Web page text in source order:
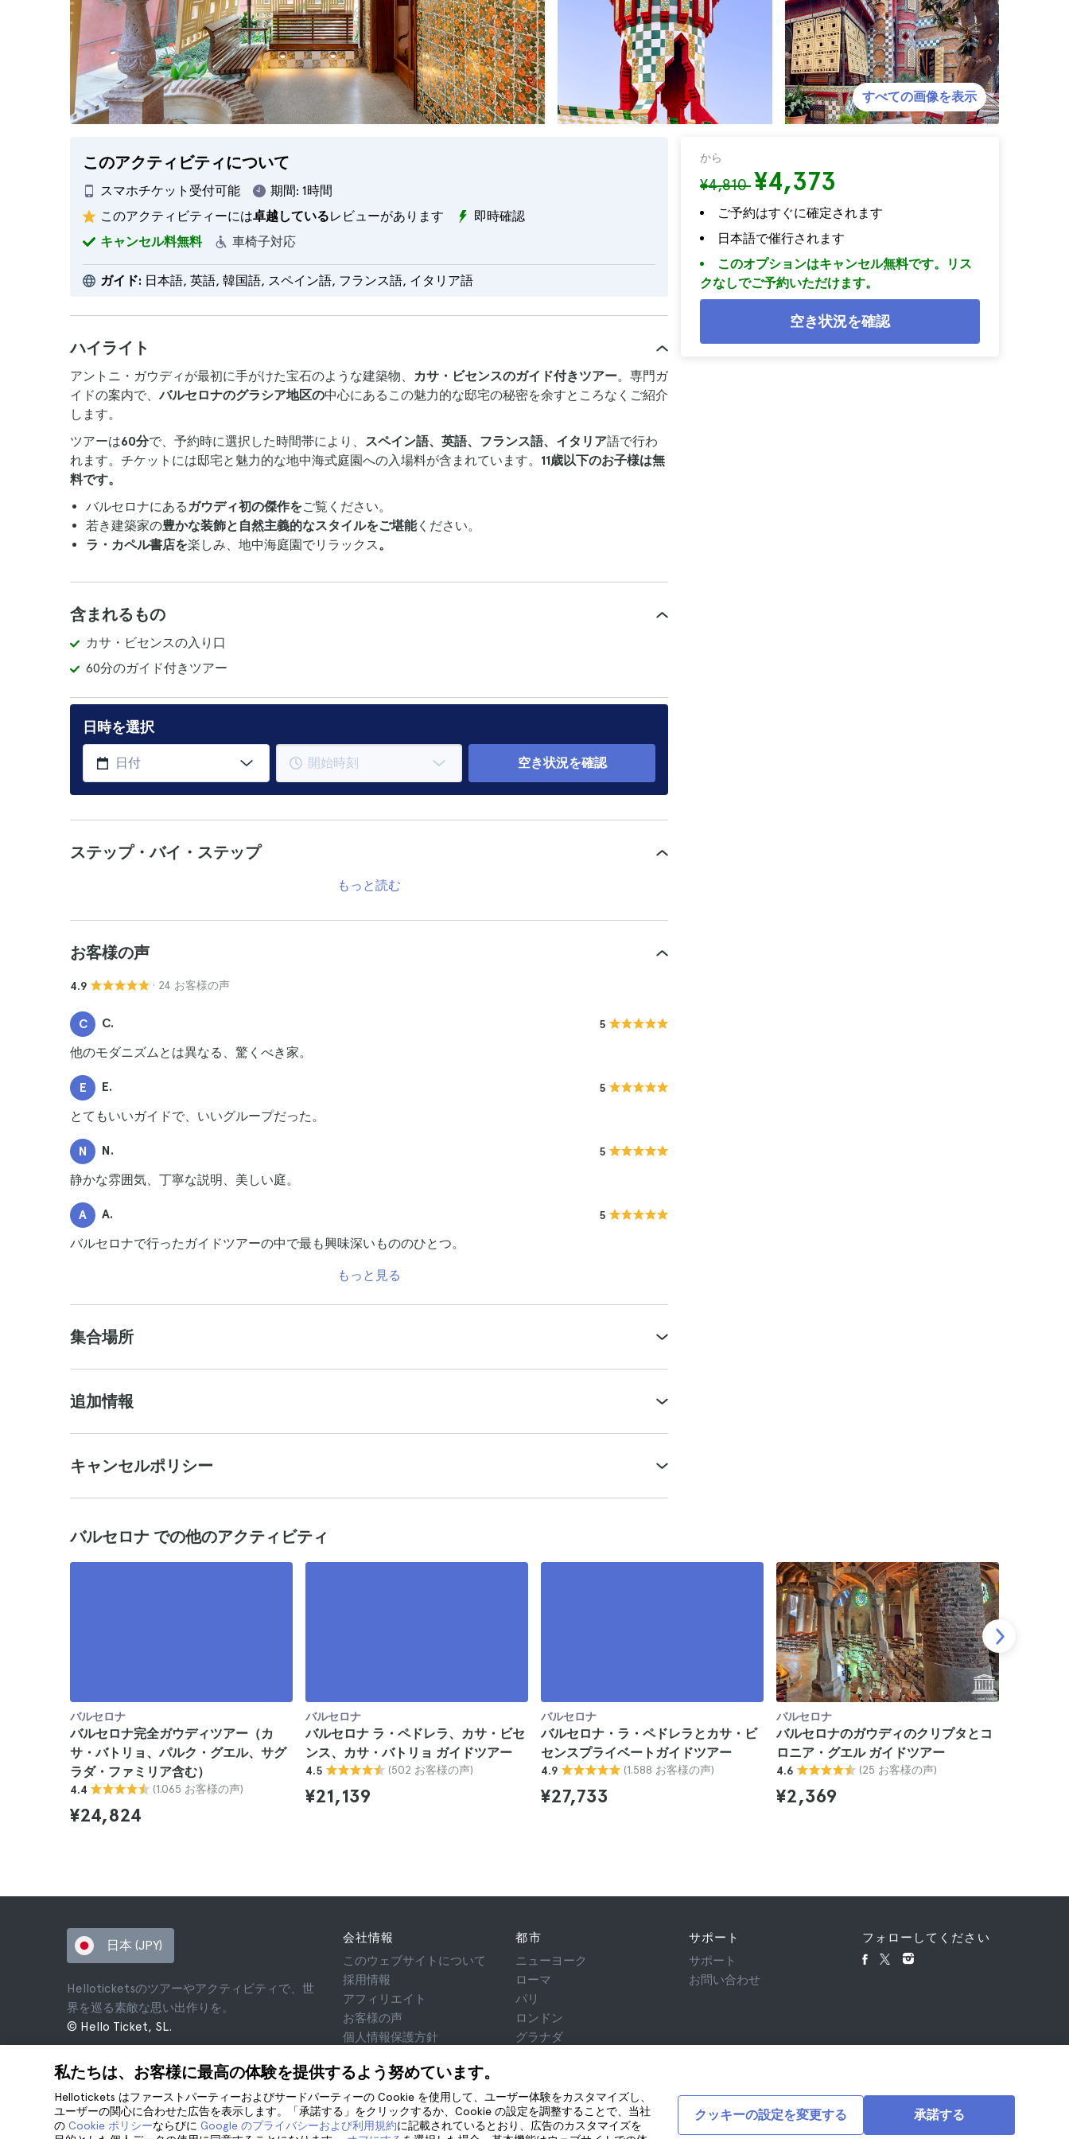
このアクティビティについて
スマホチケット受付可能
車椅子対応
期間: 1時間
このアクティビティーには卓越しているレビューがあります
即時確認
キャンセル料無料
ガイド: 日本語, 英語, 韓国語, スペイン語, フランス語, イタリア語
から
¥4,810¥4,373
ご予約はすぐに確定されます
日本語で催行されます
このオプションはキャンセル無料です。リス
クなしでご予約いただけます。
空き状況を確認
すべての画像を表示
ハイライト
アントニ・ガウディが最初に手がけた宝石のような建築物、 カサ・ビセンスのガイド付きツアー。専門ガ
イドの案内で、バルセロナのグラシア地区の中心にあるこの魅力的な邸宅の秘密を余すところなくご紹介
します。
ツアーは60分で、予約時に選択した時間帯により、 スペイン語、英語、フランス語、イタリア語で行わ
れます。チケットには邸宅と魅力的な地中海式庭園への入場料が含まれています。 11歳以下のお子様は無
料です。
バルセロナにあるガウディ初の傑作をご覧ください。
若き建築家の豊かな装飾と自然主義的なスタイルをご堪能ください。
ラ・カペル書店を楽しみ、地中海庭園でリラックス。
含まれるもの
カサ・ビセンスの入り口
60分のガイド付きツアー
日時を選択
空き状況を確認
ステップ・バイ・ステップ
もっと読む
お客様の声
4.9 · 24 お客様の声
C C. 5
他のモダニズムとは異なる、驚くべき家。
E E. 5
とてもいいガイドで、いいグループだった。
N N. 5
静かな雰囲気、丁寧な説明、美しい庭。
A A. 5
バルセロナで行ったガイドツアーの中で最も興味深いもののひとつ。
もっと見る
集合場所
追加情報
キャンセルポリシー
バルセロナ での他のアクティビティ
バルセロナ
バルセロナ完全ガウディツアー（カ
サ・バトリョ、パルク・グエル、サグ
ラダ・ファミリア含む）
4.4 (1.065 お客様の声)
¥24,824
バルセロナ
バルセロナ ラ・ペドレラ、カサ・ビセ
ンス、カサ・バトリョ ガイドツアー
4.5 (502 お客様の声)
¥21,139
バルセロナ
バルセロナ・ラ・ペドレラとカサ・ビ
センスプライベートガイドツアー
4.9 (1.588 お客様の声)
¥27,733
バルセロナ
バルセロナのガウディのクリプタとコ
ロニア・グエル ガイドツアー
4.6 (25 お客様の声)
¥2,369
私たちは、お客様に最高の体験を提供するよう努めています。
Hellotickets はファーストパーティーおよびサードパーティーの Cookie を使用して、ユーザー体験をカスタマイズし、
ユーザーの関心に合わせた広告を表示します。「承諾する」をクリックするか、Cookie の設定を調整することで、当社
の Cookie ポリシーならびに Google のプライバシーおよび利用規約に記載されているとおり、広告のカスタマイズを
承諾する
クッキーの設定を変更する
日本 (JPY)
Helloticketsのツアーやアクティビティで、世
界を巡る素敵な思い出作りを。
© Hello Ticket, SL.
会社情報
このウェブサイトについて
採用情報
アフィリエイト
お客様の声
個人情報保護方針
法律相談
cookie
都市
ニューヨーク
ローマ
パリ
ロンドン
グラナダ
サポート
サポート
お問い合わせ
フォローしてください